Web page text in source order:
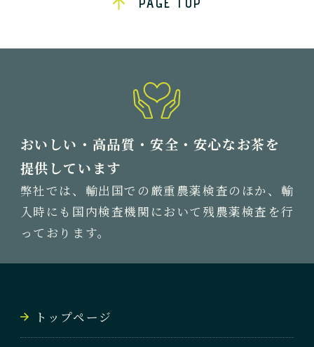
おいしい・高品質・安全・安心なお茶を
提供しています
弊社では、輸出国での厳重農薬検査のほか、輸
入時にも国内検査機関において残農薬検査を行
っております。
トップページ